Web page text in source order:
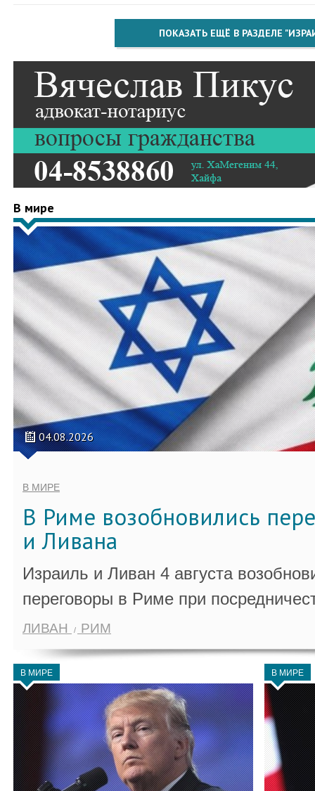
ПОКАЗАТЬ ЕЩЁ В РАЗДЕЛЕ
В мире
04.08.2026
В МИРЕ
В Риме возобновились
и Ливана
Израиль и Ливан 4 августа
переговоры в Риме при
ЛИВАН РИМ
В МИРЕ В МИРЕ